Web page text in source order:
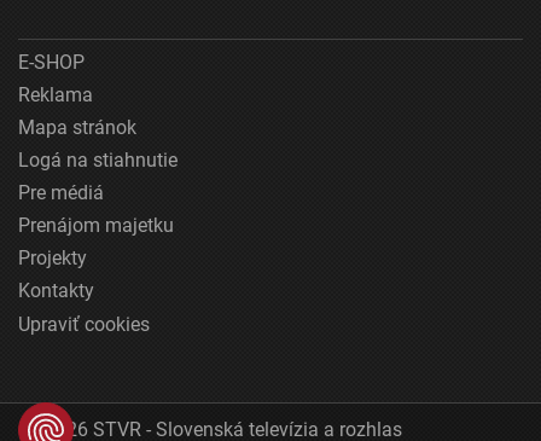
E-SHOP
Reklama
Mapa stránok
Logá na stiahnutie
Pre médiá
Prenájom majetku
Projekty
Kontakty
Upraviť cookies
© 2026 STVR - Slovenská televízia a rozhlas